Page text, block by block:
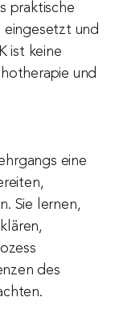
praktische
eingesetzt und
ist keine
und
eine
Sie lernen,
des